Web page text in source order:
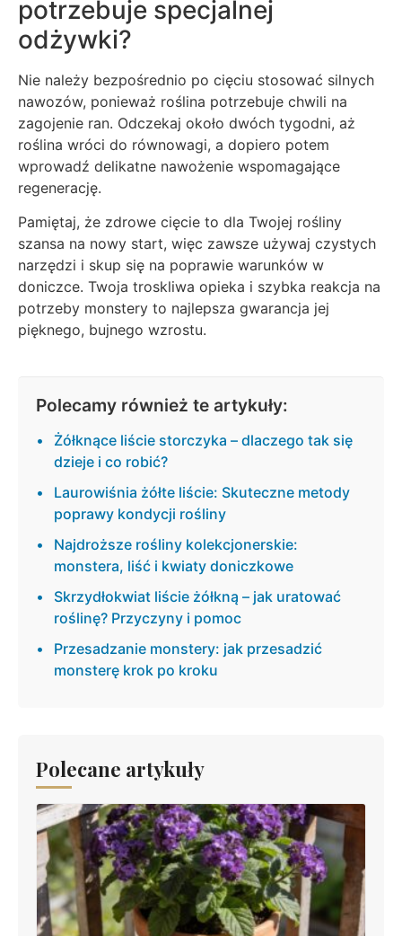
potrzebuje specjalnej
odżywki?
Nie należy bezpośrednio po cięciu stosować silnych
nawozów, ponieważ roślina potrzebuje chwili na
zagojenie ran. Odczekaj około dwóch tygodni, aż
roślina wróci do równowagi, a dopiero potem
wprowadź delikatne nawożenie wspomagające
regenerację.
Pamiętaj, że zdrowe cięcie to dla Twojej rośliny
szansa na nowy start, więc zawsze używaj czystych
narzędzi i skup się na poprawie warunków w
doniczce. Twoja troskliwa opieka i szybka reakcja na
potrzeby monstery to najlepsza gwarancja jej
pięknego, bujnego wzrostu.
Polecamy również te artykuły:
Żółknące liście storczyka – dlaczego tak się
dzieje i co robić?
Laurowiśnia żółte liście: Skuteczne metody
poprawy kondycji rośliny
Najdroższe rośliny kolekcjonerskie:
monstera, liść i kwiaty doniczkowe
Skrzydłokwiat liście żółkną – jak uratować
roślinę? Przyczyny i pomoc
Przesadzanie monstery: jak przesadzić
monsterę krok po kroku
Polecane artykuły